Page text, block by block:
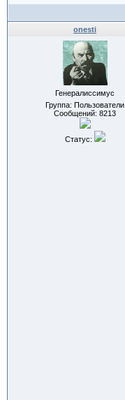
onesti
Генералиссимус
Группа: Пользователи
Сообщений: 8213
Статус: